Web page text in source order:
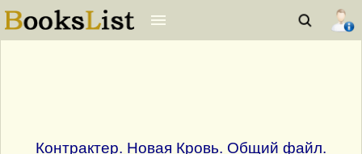
Контрактер. Новая Кровь. Общий файл.